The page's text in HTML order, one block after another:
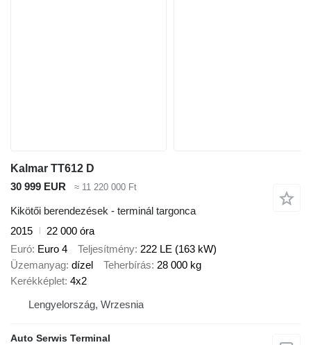
Kalmar TT612 D
30 999 EUR
≈ 11 220 000 Ft
Kikötői berendezések - terminál targonca
2015
22 000 óra
Euró Euro 4 Teljesítmény 222 LE (163 kW)
Üzemanyag dízel Teherbírás 28 000 kg
Kerékképlet 4x2
Lengyelország, Wrzesnia
Auto Serwis Terminal